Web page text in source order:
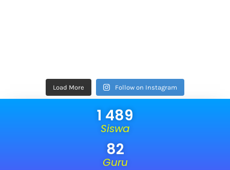
Load More Follow on Instagram
Siswa
1 489
Guru
82